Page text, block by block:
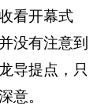
看开幕式
没有注意到
导提点，只
意。